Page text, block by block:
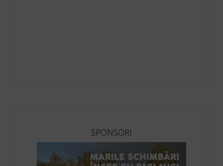
SPONSORI